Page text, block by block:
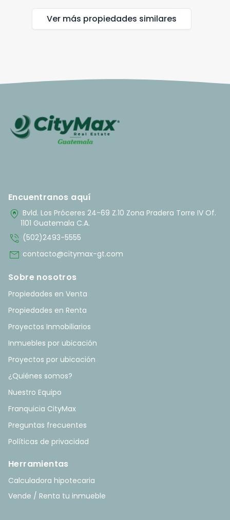
Ver más propiedades similares
Encuentranos aquí
home_pin Bvld. Los Próceres 24-69 Z.10 Zona Pradera Torre IV Of.
1101 Guatemala C.A.
phone_in_talk (502)2493-5555
mail contacto@citymax-gt.com
Sobre nosotros
Propiedades en Venta
Propiedades en Renta
Proyectos Inmobiliarios
Inmuebles por ubicación
Proyectos por ubicación
¿Quiénes somos?
Nuestro Equipo
Franquicia CityMax
Preguntas frecuentes
Políticas de privacidad
Herramientas
Calculadora hipotecaria
Vende / Renta tu inmueble